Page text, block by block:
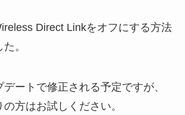
Direct Linkをオフにする方法
。
ートで修正される予定ですが、
方はお試しください。